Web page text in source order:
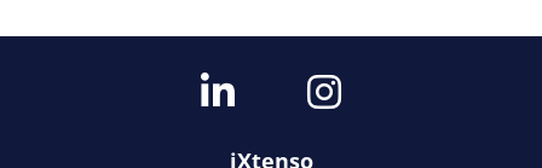
iXtenso